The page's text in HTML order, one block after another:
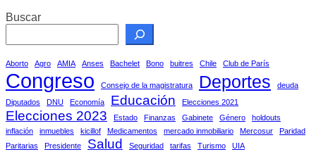
Buscar
Aborto Agro AMIA Anses Bachelet Bono buitres Chile Club de París
Congreso Consejo de la magistratura Deportes
deuda
Diputados
DNU Economía Educación Elecciones 2021
Elecciones 2023 Estado Finanzas Gabinete Género
holdouts
inflación
inmuebles kicillof Medicamentos mercado inmobiliario Mercosur
Paridad
Paritarias
Presidente Salud Seguridad tarifas Turismo UIA